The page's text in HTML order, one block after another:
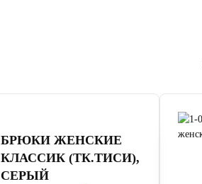
БРЮКИ ЖЕНСКИЕ
КЛАССИК (ТК.ТИСИ),
СЕРЫЙ